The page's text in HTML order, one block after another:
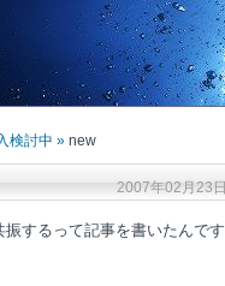
検討中 »new
2007年02月23日
するって記事を書いたんです